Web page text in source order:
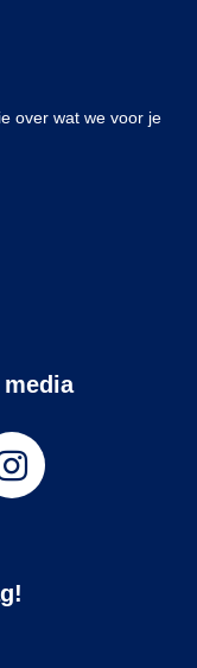
over wat we voor je